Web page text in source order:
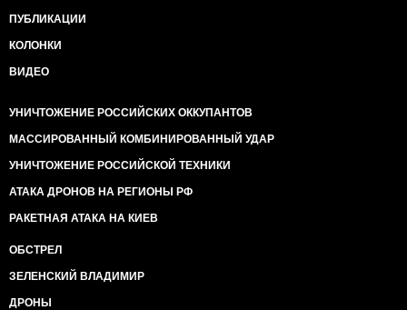
ПУБЛИКАЦИИ
КОЛОНКИ
ВИДЕО
УНИЧТОЖЕНИЕ РОССИЙСКИХ ОККУПАНТОВ
МАССИРОВАННЫЙ КОМБИНИРОВАННЫЙ УДАР
УНИЧТОЖЕНИЕ РОССИЙСКОЙ ТЕХНИКИ
АТАКА ДРОНОВ НА РЕГИОНЫ РФ
РАКЕТНАЯ АТАКА НА КИЕВ
ОБСТРЕЛ
ЗЕЛЕНСКИЙ ВЛАДИМИР
ДРОНЫ